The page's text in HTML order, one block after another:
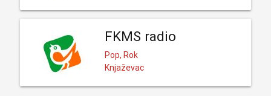
FKMS radio
Pop, Rok
Knjaževac